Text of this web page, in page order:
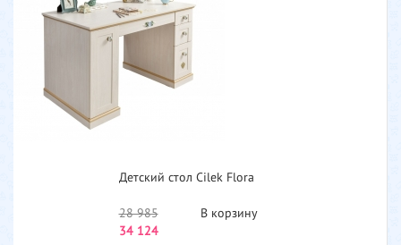
Детский стол Cilek Flora
28 985
34 124
В корзину